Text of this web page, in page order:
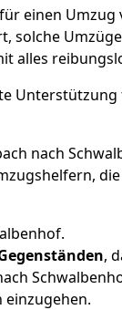
einen Umzug
solche
alles
nach
,
einzugehen.